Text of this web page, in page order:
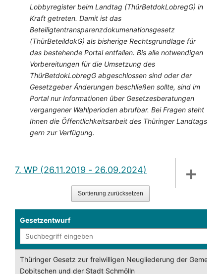
Lobbyregister beim Landtag (ThürBetdokLobregG) in
Kraft getreten. Damit ist das
Beteiligtentransparenzdokumenationsgesetz
(ThürBeteildokG) als bisherige Rechtsgrundlage für
das bestehende Portal entfallen. Bis alle notwendigen
Vorbereitungen für die Umsetzung des
ThürBetdokLobregG abgeschlossen sind oder der
Gesetzgeber Änderungen beschließen sollte, sind im
Portal nur Informationen über Gesetzesberatungen
vergangener Wahlperioden abrufbar. Bei Fragen steht
Ihnen die Öffentlichkeitsarbeit des Thüringer Landtags
gern zur Verfügung.
7. WP (26.11.2019 - 26.09.2024)
6. WP (2014 - 2019)
Sortierung zurücksetzen
Gesetzentwurf
Thüringer Gesetz zur freiwilligen Neugliederung der Gemeinde
Dobitschen und der Stadt Schmölln